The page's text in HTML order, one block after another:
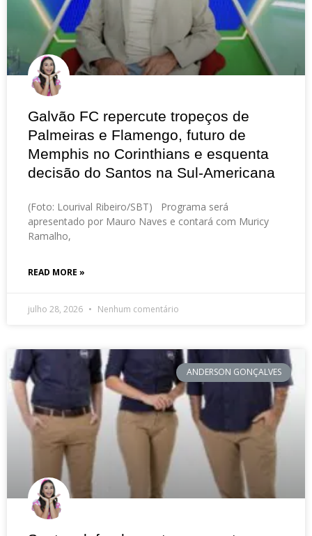
Galvão FC repercute tropeços de
Palmeiras e Flamengo, futuro de
Memphis no Corinthians e esquenta
decisão do Santos na Sul-Americana
(Foto: Lourival Ribeiro/SBT) Programa será
apresentado por Mauro Naves e contará com Muricy
Ramalho,
READ MORE »
julho 28, 2026 Nenhum comentário
ANDERSON GONÇALVES